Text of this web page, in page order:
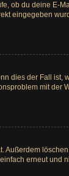
ob du deine E-
eingegeben
dies der Fall ist,
mit der
Außerdem
erneut und